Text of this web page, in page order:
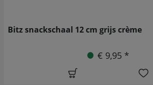
Bitz snackschaal 12 cm grijs crème
€ 9,95 *